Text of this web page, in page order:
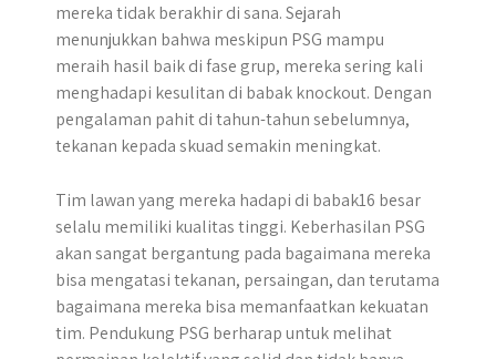
mereka tidak berakhir di sana. Sejarah
menunjukkan bahwa meskipun PSG mampu
meraih hasil baik di fase grup, mereka sering kali
menghadapi kesulitan di babak knockout. Dengan
pengalaman pahit di tahun-tahun sebelumnya,
tekanan kepada skuad semakin meningkat.
Tim lawan yang mereka hadapi di babak16 besar
selalu memiliki kualitas tinggi. Keberhasilan PSG
akan sangat bergantung pada bagaimana mereka
bisa mengatasi tekanan, persaingan, dan terutama
bagaimana mereka bisa memanfaatkan kekuatan
tim. Pendukung PSG berharap untuk melihat